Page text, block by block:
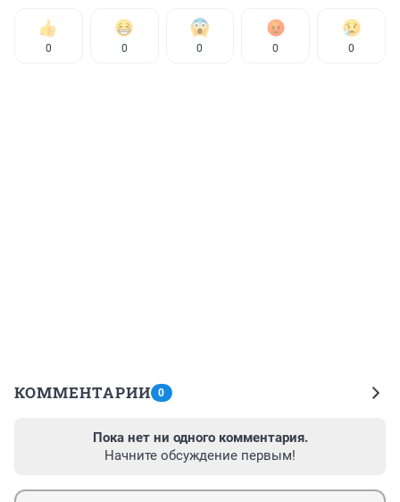
0 0 0 0 0
КОММЕНТАРИИ 0
Пока нет ни одного комментария.
Начните обсуждение первым!